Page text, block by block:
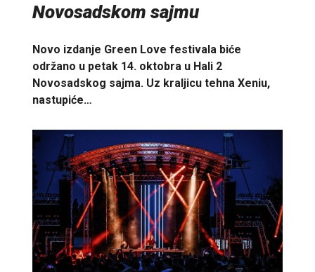
Novosadskom sajmu
Novo izdanje Green Love festivala biće
održano u petak 14. oktobra u Hali 2
Novosadskog sajma. Uz kraljicu tehna Xeniu,
nastupiće…